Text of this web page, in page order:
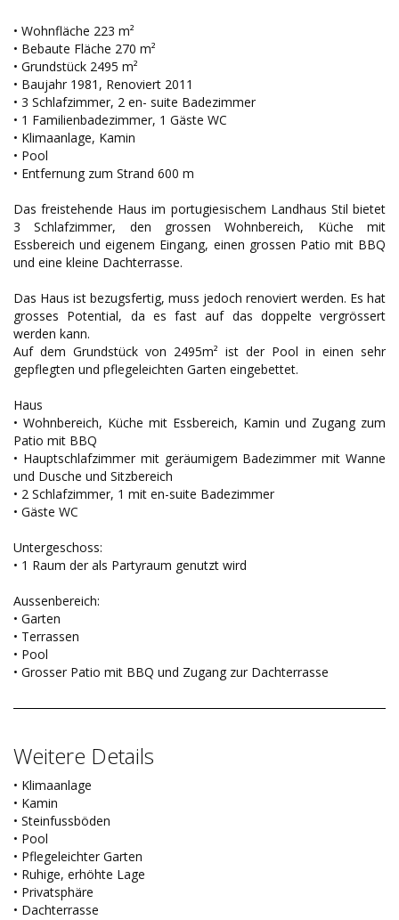
• Wohnfläche 223 m²
• Bebaute Fläche 270 m²
• Grundstück 2495 m²
• Baujahr 1981, Renoviert 2011
• 3 Schlafzimmer, 2 en- suite Badezimmer
• 1 Familienbadezimmer, 1 Gäste WC
• Klimaanlage, Kamin
• Pool
• Entfernung zum Strand 600 m
Das freistehende Haus im portugiesischem Landhaus Stil bietet
3 Schlafzimmer, den grossen Wohnbereich, Küche mit
Essbereich und eigenem Eingang, einen grossen Patio mit BBQ
und eine kleine Dachterrasse.
Das Haus ist bezugsfertig, muss jedoch renoviert werden. Es hat
grosses Potential, da es fast auf das doppelte vergrössert
werden kann.
Auf dem Grundstück von 2495m² ist der Pool in einen sehr
gepflegten und pflegeleichten Garten eingebettet.
Haus
• Wohnbereich, Küche mit Essbereich, Kamin und Zugang zum
Patio mit BBQ
• Hauptschlafzimmer mit geräumigem Badezimmer mit Wanne
und Dusche und Sitzbereich
• 2 Schlafzimmer, 1 mit en-suite Badezimmer
• Gäste WC
Untergeschoss:
• 1 Raum der als Partyraum genutzt wird
Aussenbereich:
• Garten
• Terrassen
• Pool
• Grosser Patio mit BBQ und Zugang zur Dachterrasse
Weitere Details
• Klimaanlage
• Kamin
• Steinfussböden
• Pool
• Pflegeleichter Garten
• Ruhige, erhöhte Lage
• Privatsphäre
• Dachterrasse